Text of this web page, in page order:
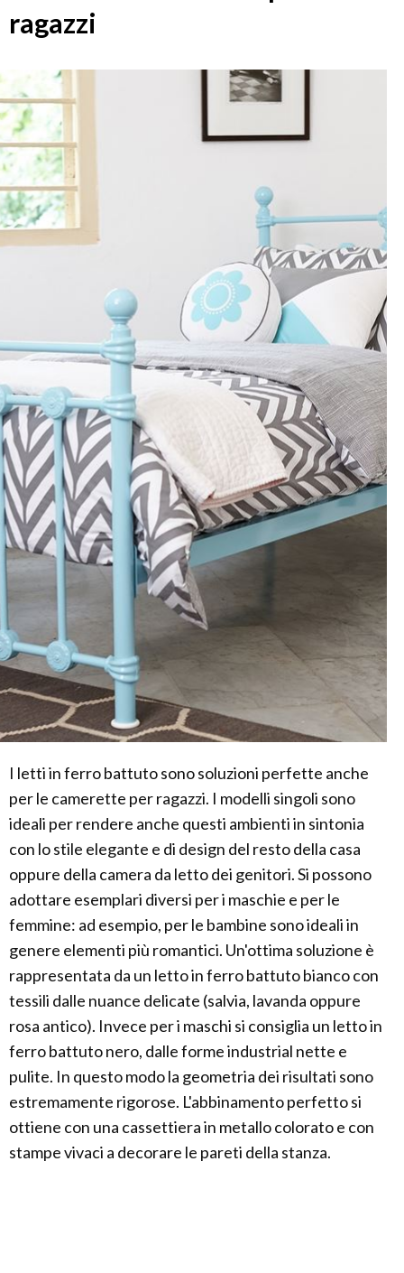
ragazzi
I letti in ferro battuto sono soluzioni perfette anche
per le camerette per ragazzi. I modelli singoli sono
ideali per rendere anche questi ambienti in sintonia
con lo stile elegante e di design del resto della casa
oppure della camera da letto dei genitori. Si possono
adottare esemplari diversi per i maschie e per le
femmine: ad esempio, per le bambine sono ideali in
genere elementi più romantici. Un'ottima soluzione è
rappresentata da un letto in ferro battuto bianco con
tessili dalle nuance delicate (salvia, lavanda oppure
rosa antico). Invece per i maschi si consiglia un letto in
ferro battuto nero, dalle forme industrial nette e
pulite. In questo modo la geometria dei risultati sono
estremamente rigorose. L'abbinamento perfetto si
ottiene con una cassettiera in metallo colorato e con
stampe vivaci a decorare le pareti della stanza.